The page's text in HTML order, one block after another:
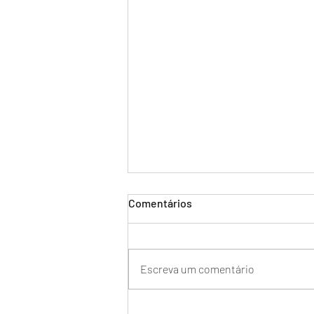
Comentários
Escreva um comentário